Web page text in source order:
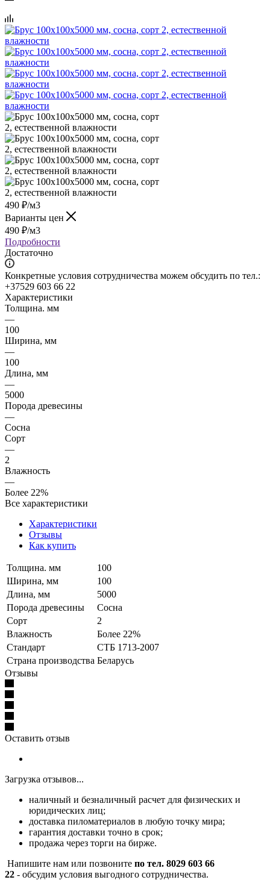
490 ₽/м3
Варианты цен
490 ₽/м3
Подробности
Достаточно
Конкретные условия сотрудничества можем обсудить по тел.:
+37529 603 66 22
Характеристики
Толщина. мм
—
100
Ширина, мм
—
100
Длина, мм
—
5000
Порода древесины
—
Сосна
Сорт
—
2
Влажность
—
Более 22%
Все характеристики
Характеристики
Отзывы
Как купить
Толщина. мм
100
Ширина, мм
100
Длина, мм
5000
Порода древесины
Сосна
Сорт
2
Влажность
Более 22%
Стандарт
СТБ 1713-2007
Страна производства Беларусь
Отзывы
Оставить отзыв
Загрузка отзывов...
наличный и безналичный расчет для физических и
юридических лиц;
доставка пиломатериалов в любую точку мира;
гарантия доставки точно в срок;
продажа через торги на бирже.
Напишите нам или позвоните по тел. 8029 603 66
22 - обсудим условия выгодного сотрудничества.